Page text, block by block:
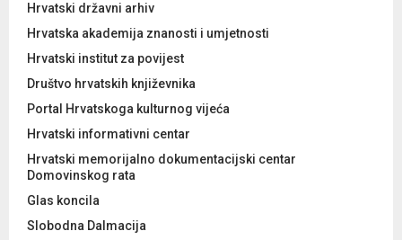
Hrvatski državni arhiv
Hrvatska akademija znanosti i umjetnosti
Hrvatski institut za povijest
Društvo hrvatskih književnika
Portal Hrvatskoga kulturnog vijeća
Hrvatski informativni centar
Hrvatski memorijalno dokumentacijski centar
Domovinskog rata
Glas koncila
Slobodna Dalmacija